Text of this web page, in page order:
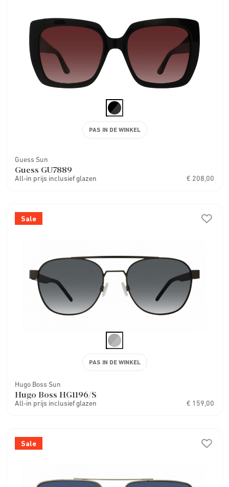
Guess Sun
Guess GU7889
All-in prijs inclusief glazen € 208,00
PAS IN DE WINKEL
Sale
Hugo Boss Sun
Hugo Boss HG1196/S
All-in prijs inclusief glazen € 159,00
PAS IN DE WINKEL
Sale